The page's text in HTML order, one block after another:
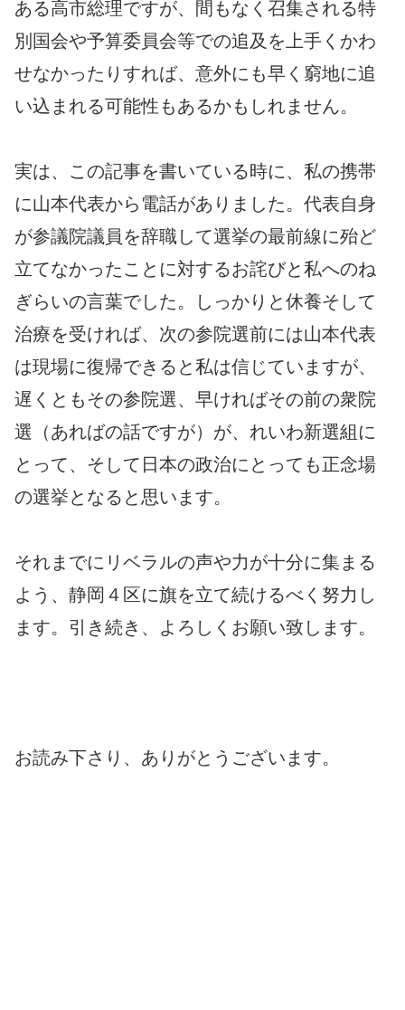
ある高市総理ですが、間もなく召集される特
別国会や予算委員会等での追及を上手くかわ
せなかったりすれば、意外にも早く窮地に追
い込まれる可能性もあるかもしれません。
実は、この記事を書いている時に、私の携帯
に山本代表から電話がありました。代表自身
が参議院議員を辞職して選挙の最前線に殆ど
立てなかったことに対するお詫びと私へのね
ぎらいの言葉でした。しっかりと休養そして
治療を受ければ、次の参院選前には山本代表
は現場に復帰できると私は信じていますが、
遅くともその参院選、早ければその前の衆院
選（あればの話ですが）が、れいわ新選組に
とって、そして日本の政治にとっても正念場
の選挙となると思います。
それまでにリベラルの声や力が十分に集まる
よう、静岡４区に旗を立て続けるべく努力し
ます。引き続き、よろしくお願い致します。
お読み下さり、ありがとうございます。